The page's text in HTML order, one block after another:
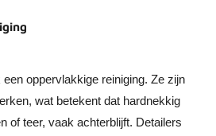
oppervlakkige reiniging. Ze zijn
wat betekent dat hardnekkig
of teer, vaak achterblijft. Detailers